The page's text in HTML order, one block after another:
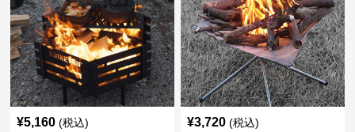
¥5,160 (税込) ¥3,720 (税込)